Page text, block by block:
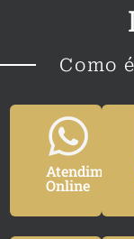
Como
Atendimento
Online